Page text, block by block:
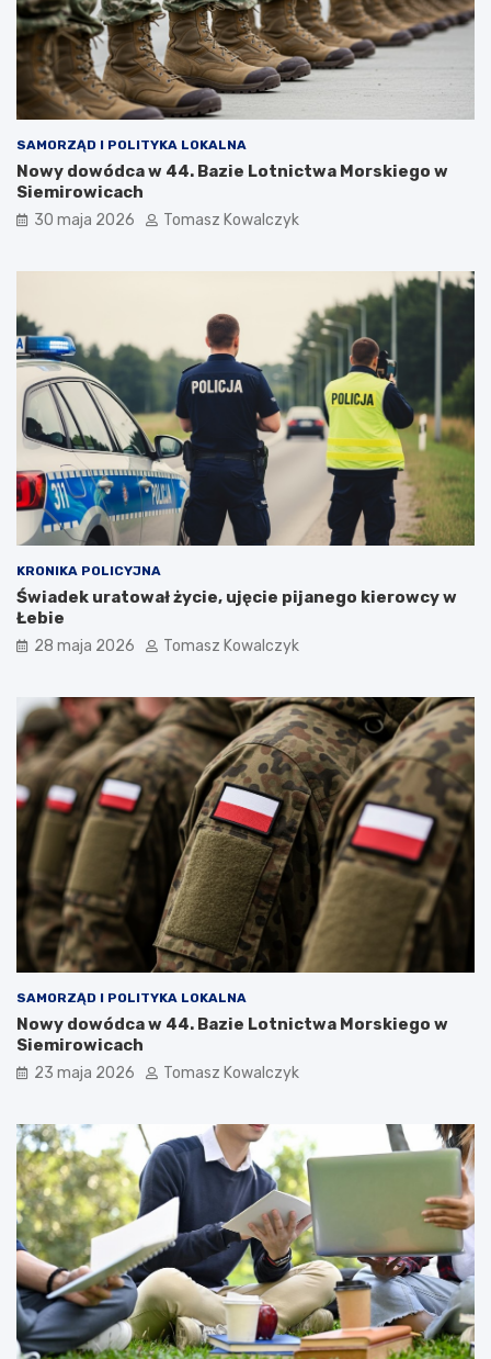
SAMORZĄD I POLITYKA LOKALNA
Nowy dowódca w 44. Bazie Lotnictwa Morskiego w
Siemirowicach
30 maja 2026 Tomasz Kowalczyk
KRONIKA POLICYJNA
Świadek uratował życie, ujęcie pijanego kierowcy w
Łebie
28 maja 2026 Tomasz Kowalczyk
SAMORZĄD I POLITYKA LOKALNA
Nowy dowódca w 44. Bazie Lotnictwa Morskiego w
Siemirowicach
23 maja 2026 Tomasz Kowalczyk